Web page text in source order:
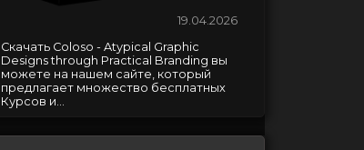
19.04.2026
Скачать Coloso - Atypical Graphic
Designs through Practical Branding вы
можете на нашем сайте, который
предлагает множество бесплатных
Курсов и...